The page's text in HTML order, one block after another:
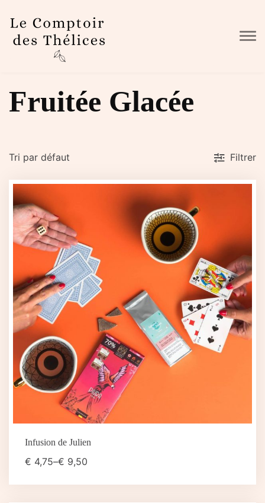
Fruitée Glacée
Filtrer
Infusion de Julien
€ 4,75–€ 9,50